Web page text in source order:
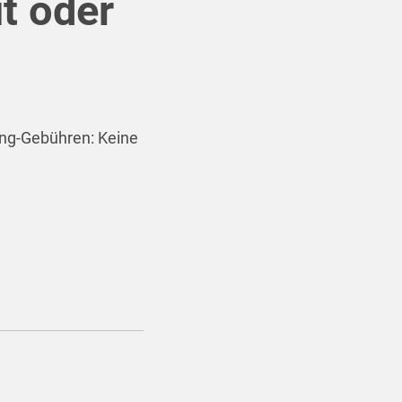
oder
Gebühren: Keine